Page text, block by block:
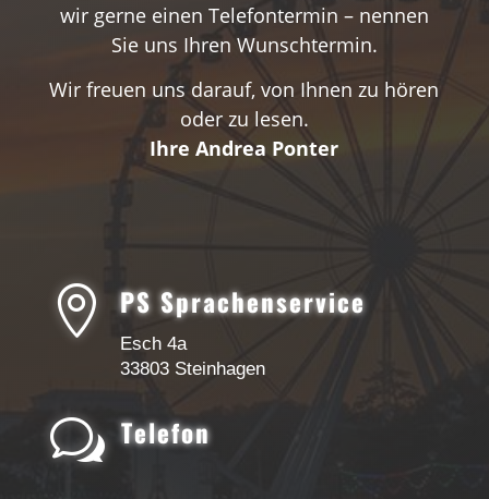
wir gerne einen Telefontermin – nennen
Sie uns Ihren Wunschtermin.
Wir freuen uns darauf, von Ihnen zu hören
oder zu lesen.
Ihre Andrea Ponter
 PS Sprachenservice
Esch 4a
33803 Steinhagen
w Telefon